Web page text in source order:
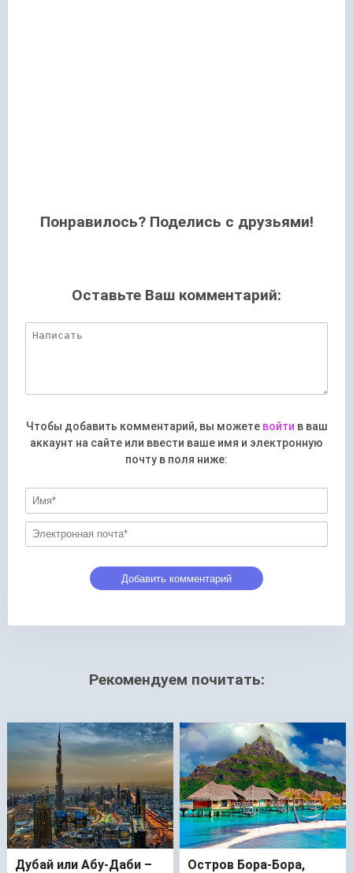
Понравилось? Поделись с друзьями!
Оставьте Ваш комментарий:
Чтобы добавить комментарий, вы можете войти в ваш
аккаунт на сайте или ввести ваше имя и электронную
почту в поля ниже:
Рекомендуем почитать:
Дубай или Абу-Даби –
Остров Бора-Бора,